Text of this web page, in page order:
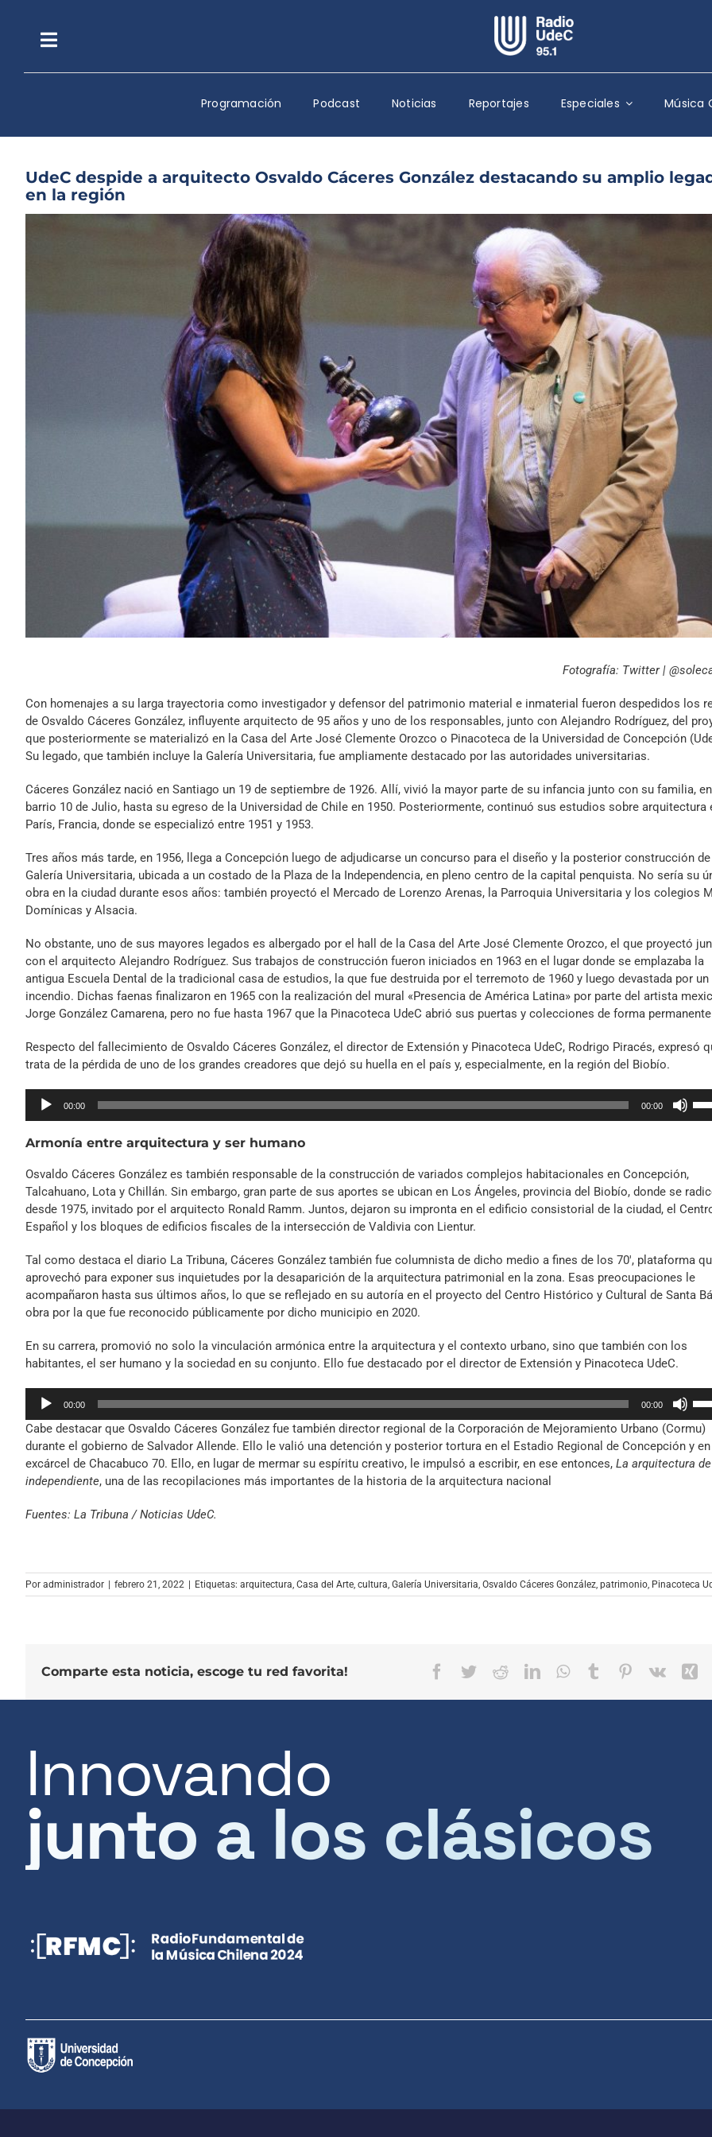
contenidoToggle
Navigation
Escuchar Radio UdeC en vivo
Quiénes Somos
Programación
Podcast
Reportajes
Columnas
Música Clásica
Especiales
Archivo Sonoro
Programación Podcast Noticias Reportajes Especiales Música
UdeC despide a arquitecto Osvaldo Cáceres González destacando su amplio
en la región
Fotografía: Twitter |
Con homenajes a su larga trayectoria como investigador y defensor del patrimonio material e inmaterial fueron despedidos los
de Osvaldo Cáceres González, influyente arquitecto de 95 años y uno de los responsables, junto con Alejandro Rodríguez, del
que posteriormente se materializó en la Casa del Arte José Clemente Orozco o Pinacoteca de la Universidad de Concepción
Su legado, que también incluye la Galería Universitaria, fue ampliamente destacado por las autoridades universitarias.
Cáceres González nació en Santiago un 19 de septiembre de 1926. Allí, vivió la mayor parte de su infancia junto con su familia, en
barrio 10 de Julio, hasta su egreso de la Universidad de Chile en 1950. Posteriormente, continuó sus estudios sobre arquitectura
París, Francia, donde se especializó entre 1951 y 1953.
Tres años más tarde, en 1956, llega a Concepción luego de adjudicarse un concurso para el diseño y la posterior construcción
Galería Universitaria, ubicada a un costado de la Plaza de la Independencia, en pleno centro de la capital penquista. No sería su
obra en la ciudad durante esos años: también proyectó el Mercado de Lorenzo Arenas, la Parroquia Universitaria y los colegios
Domínicas y Alsacia.
No obstante, uno de sus mayores legados es albergado por el hall de la Casa del Arte José Clemente Orozco, el que proyectó
con el arquitecto Alejandro Rodríguez. Sus trabajos de construcción fueron iniciados en 1963 en el lugar donde se emplazaba la
antigua Escuela Dental de la tradicional casa de estudios, la que fue destruida por el terremoto de 1960 y luego devastada por un
incendio. Dichas faenas finalizaron en 1965 con la realización del mural «Presencia de América Latina» por parte del artista
Jorge González Camarena, pero no fue hasta 1967 que la Pinacoteca UdeC abrió sus puertas y colecciones de forma
Respecto del fallecimiento de Osvaldo Cáceres González, el director de Extensión y Pinacoteca UdeC, Rodrigo Piracés, expresó
trata de la pérdida de uno de los grandes creadores que dejó su huella en el país y, especialmente, en la región del Biobío.
Reproductor
00:00 00:00
Armonía entre arquitectura y ser humano
Osvaldo Cáceres González es también responsable de la construcción de variados complejos habitacionales en Concepción,
Talcahuano, Lota y Chillán. Sin embargo, gran parte de sus aportes se ubican en Los Ángeles, provincia del Biobío, donde se
desde 1975, invitado por el arquitecto Ronald Ramm. Juntos, dejaron su impronta en el edificio consistorial de la ciudad, el
Español y los bloques de edificios fiscales de la intersección de Valdivia con Lientur.
Tal como destaca el diario La Tribuna, Cáceres González también fue columnista de dicho medio a fines de los 70′, plataforma
aprovechó para exponer sus inquietudes por la desaparición de la arquitectura patrimonial en la zona. Esas preocupaciones le
acompañaron hasta sus últimos años, lo que se reflejado en su autoría en el proyecto del Centro Histórico y Cultural de Santa
obra por la que fue reconocido públicamente por dicho municipio en 2020.
En su carrera, promovió no solo la vinculación armónica entre la arquitectura y el contexto urbano, sino que también con los
habitantes, el ser humano y la sociedad en su conjunto. Ello fue destacado por el director de Extensión y Pinacoteca UdeC.
Reproductor
audio
00:00 00:00
de
el
Cabe destacar que Osvaldo Cáceres González fue también director regional de la Corporación de Mejoramiento Urbano (Cormu)
durante el gobierno de Salvador Allende. Ello le valió una detención y posterior tortura en el Estadio Regional de Concepción y
excárcel de Chacabuco 70. Ello, en lugar de mermar su espíritu creativo, le impulsó a escribir, en ese entonces, La arquitectura
independiente, una de las recopilaciones más importantes de la historia de la arquitectura nacional
Fuentes: La Tribuna / Noticias UdeC.
Por administrador febrero 21, 2022 Etiquetas: arquitectura, Casa del Arte, cultura, Galería Universitaria, Osvaldo Cáceres González, patrimonio, Pinacoteca
Comparte esta noticia, escoge tu red favorita! Facebook
TwitterRedditLinkedInWhatsApp
TumblrPinterest
Vk
Innovando
junto a los clásicos